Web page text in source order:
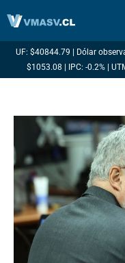
UF: $40844.79 | Dólar
$1053.08 | IPC: -0.2% |